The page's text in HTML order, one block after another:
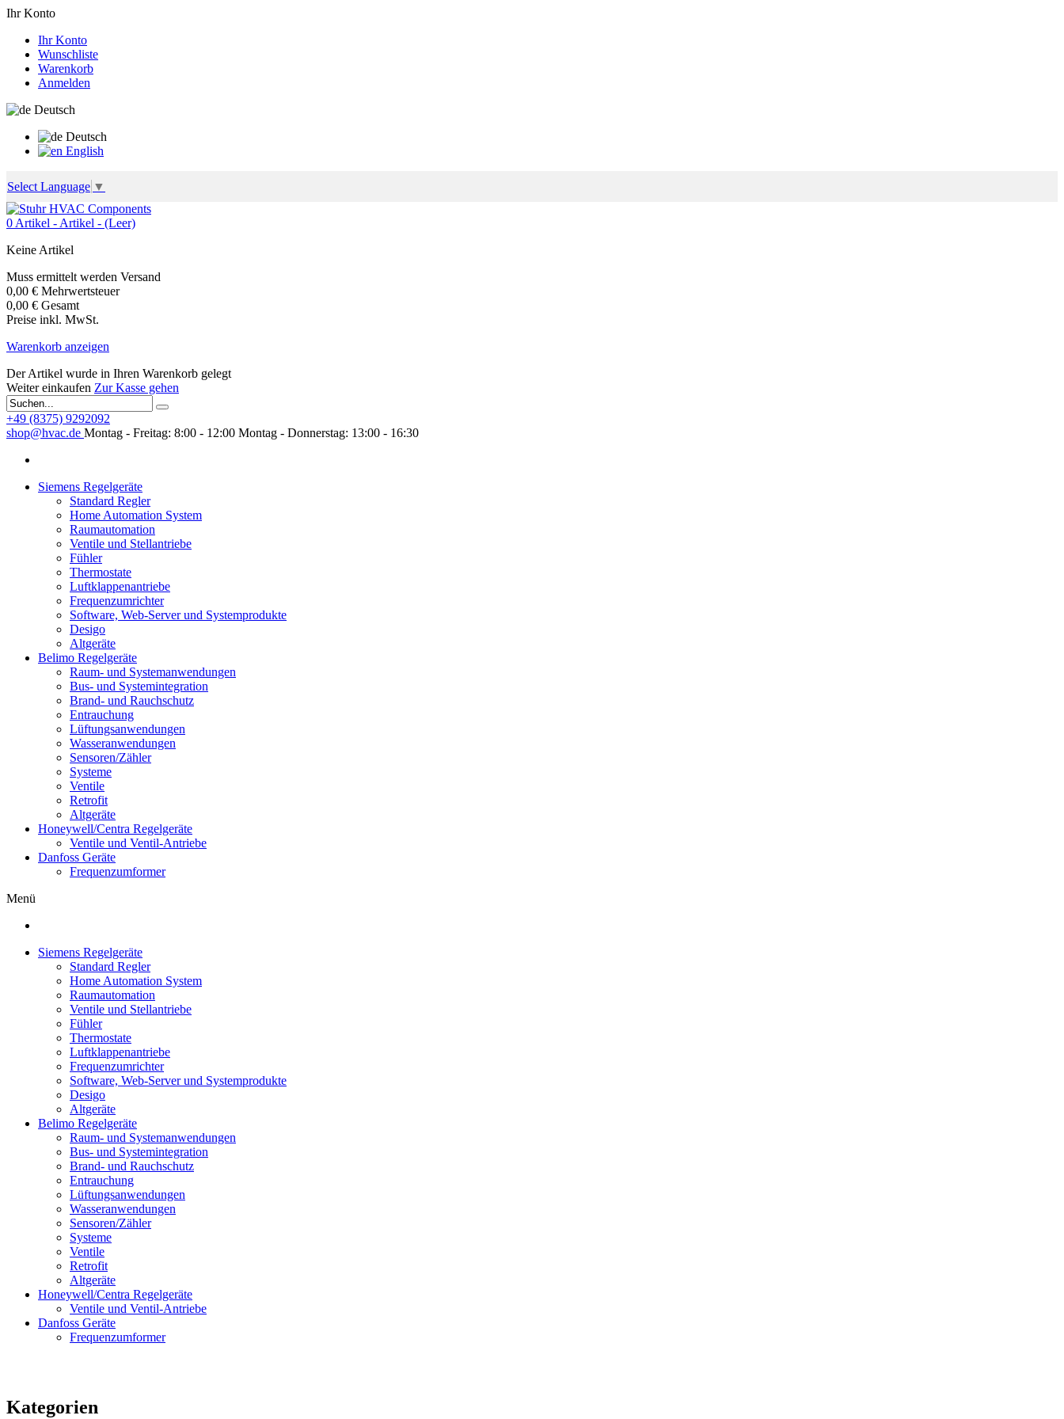
Ihr Konto
Ihr Konto
Wunschliste
Warenkorb
Anmelden
Deutsch
Deutsch
English
Select Language ▼
0 Artikel - Artikel - (Leer)
Keine Artikel
Muss ermittelt werden Versand
0,00 € Mehrwertsteuer
0,00 € Gesamt
Preise inkl. MwSt.
Warenkorb anzeigen
Der Artikel wurde in Ihren Warenkorb gelegt
Weiter einkaufen Zur Kasse gehen
+49 (8375) 9292092
shop@hvac.de Montag - Freitag: 8:00 - 12:00 Montag - Donnerstag: 13:00 - 16:30
Siemens Regelgeräte
Standard Regler
Home Automation System
Raumautomation
Ventile und Stellantriebe
Fühler
Thermostate
Luftklappenantriebe
Frequenzumrichter
Software, Web-Server und Systemprodukte
Desigo
Altgeräte
Belimo Regelgeräte
Raum- und Systemanwendungen
Bus- und Systemintegration
Brand- und Rauchschutz
Entrauchung
Lüftungsanwendungen
Wasseranwendungen
Sensoren/Zähler
Systeme
Ventile
Retrofit
Altgeräte
Honeywell/Centra Regelgeräte
Ventile und Ventil-Antriebe
Danfoss Geräte
Frequenzumformer
Menü
Siemens Regelgeräte
Standard Regler
Home Automation System
Raumautomation
Ventile und Stellantriebe
Fühler
Thermostate
Luftklappenantriebe
Frequenzumrichter
Software, Web-Server und Systemprodukte
Desigo
Altgeräte
Belimo Regelgeräte
Raum- und Systemanwendungen
Bus- und Systemintegration
Brand- und Rauchschutz
Entrauchung
Lüftungsanwendungen
Wasseranwendungen
Sensoren/Zähler
Systeme
Ventile
Retrofit
Altgeräte
Honeywell/Centra Regelgeräte
Ventile und Ventil-Antriebe
Danfoss Geräte
Frequenzumformer
Kategorien